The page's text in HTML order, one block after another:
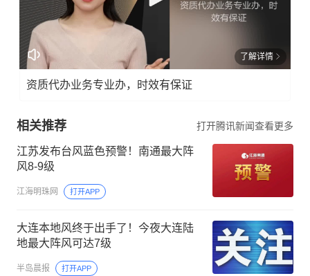
了解详情
资质代办业务专业办，时效有保证
相关推荐 打开腾讯新闻查看更多
江苏发布台风蓝色预警！南通最大阵
风8-9级
江海明珠网 打开APP
大连本地风终于出手了！今夜大连陆
地最大阵风可达7级
半岛晨报 打开APP